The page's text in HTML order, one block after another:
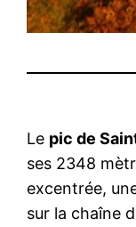
Le pic de
ses 2348
excentrée,
sur la chaîne